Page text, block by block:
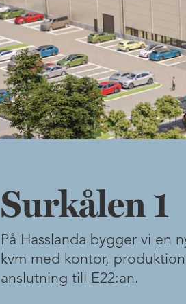
Surkålen 1
På Hasslanda bygger vi en
kvm med kontor,
anslutning till E22:an.